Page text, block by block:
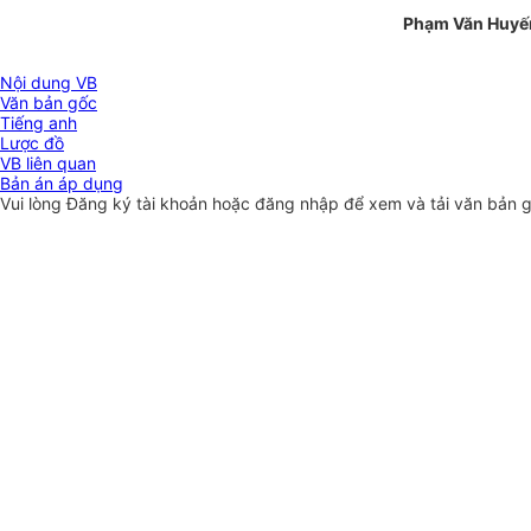
Phạm Văn
Nội dung VB
Văn bản gốc
Tiếng anh
Lược đồ
VB liên quan
Bản án áp dụng
Vui lòngĐăng ký tài khoản hoặc đăng nhập để xem và tải văn bản